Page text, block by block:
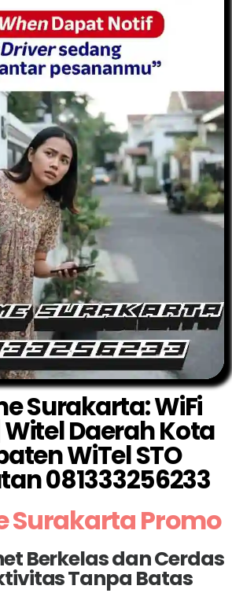
Surakarta: WiFi
Daerah Kota
WiTel STO
081333256233
Surakarta Promo
Berkelas dan Cerdas
Tanpa Batas